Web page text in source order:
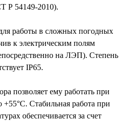
Р 54149-2010).
работы в сложных погодных
к электрическим полям
на ЛЭП). Степень
IP65.
позволяет ему работать при
+55°C. Стабильная работа при
обеспечивается за счет